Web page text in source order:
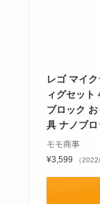
レゴ マイ
ィグセット
ブロック
具 ナノブ
モモ商事
¥3,599
（